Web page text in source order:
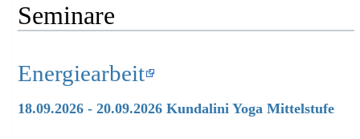
Seminare
Energiearbeit
18.09.2026 - 20.09.2026 Kundalini Yoga Mittelstufe